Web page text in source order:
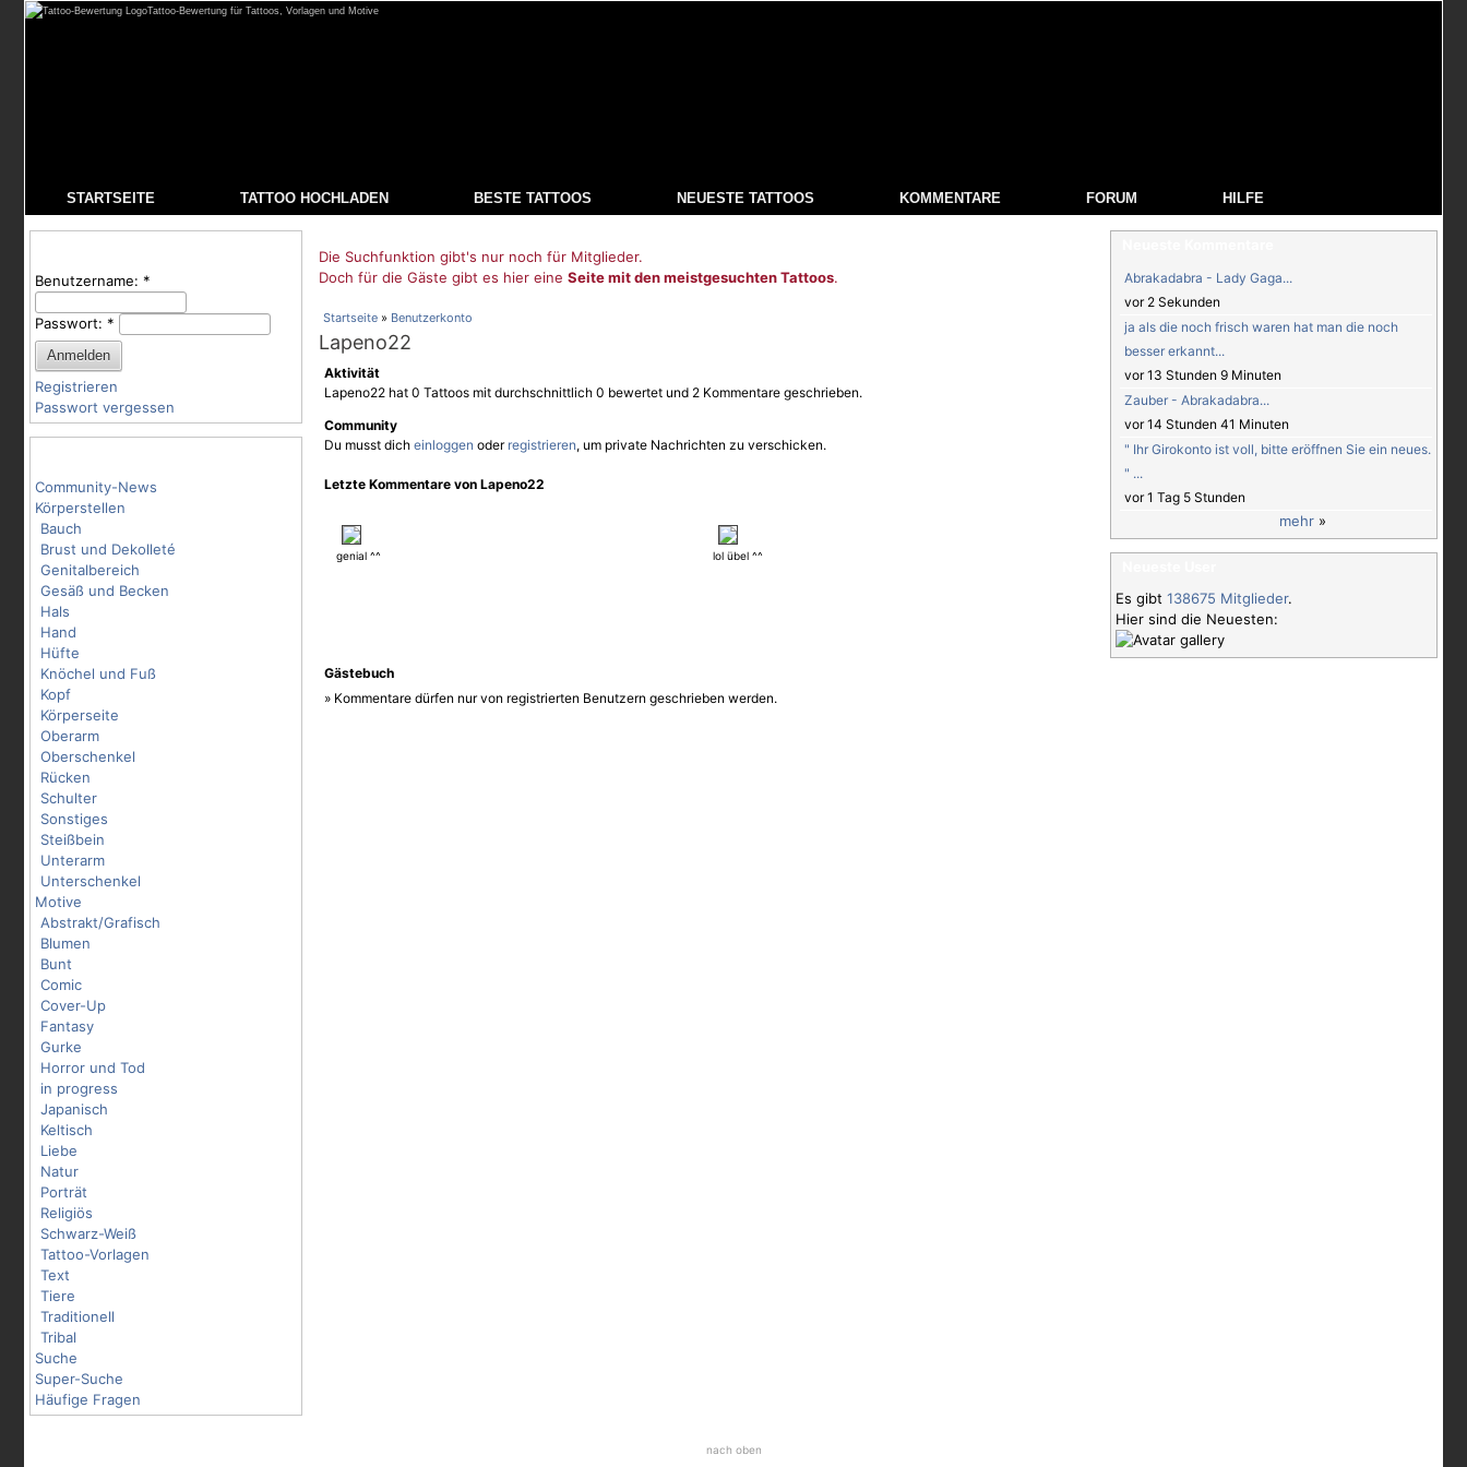
Tattoo-Bewertung für Tattoos, Vorlagen und Motive
STARTSEITE TATTOO HOCHLADEN BESTE TATTOOS NEUESTE TATTOOS KOMMENTARE FORUM HILFE
Benutzername: *
Passwort: *
Registrieren
Passwort vergessen
Community-News
Körperstellen
Bauch
Brust und Dekolleté
Genitalbereich
Gesäß und Becken
Hals
Hand
Hüfte
Knöchel und Fuß
Kopf
Körperseite
Oberarm
Oberschenkel
Rücken
Schulter
Sonstiges
Steißbein
Unterarm
Unterschenkel
Motive
Abstrakt/Grafisch
Blumen
Bunt
Comic
Cover-Up
Fantasy
Gurke
Horror und Tod
in progress
Japanisch
Keltisch
Liebe
Natur
Porträt
Religiös
Schwarz-Weiß
Tattoo-Vorlagen
Text
Tiere
Traditionell
Tribal
Suche
Super-Suche
Häufige Fragen
Die Suchfunktion gibt's nur noch für Mitglieder.
Doch für die Gäste gibt es hier eine Seite mit den meistgesuchten Tattoos.
Startseite » Benutzerkonto
Lapeno22
Aktivität
Lapeno22 hat 0 Tattoos mit durchschnittlich 0 bewertet und 2 Kommentare geschrieben.
Community
Du musst dich einloggen oder registrieren, um private Nachrichten zu verschicken.
Letzte Kommentare von Lapeno22
genial ^^ lol übel ^^
Gästebuch
» Kommentare dürfen nur von registrierten Benutzern geschrieben werden.
Abrakadabra - Lady Gaga...
vor 2 Sekunden
ja als die noch frisch waren hat man die noch
besser erkannt...
vor 13 Stunden 9 Minuten
Zauber - Abrakadabra...
vor 14 Stunden 41 Minuten
" Ihr Girokonto ist voll, bitte eröffnen Sie ein neues.
" ...
vor 1 Tag 5 Stunden
mehr »
Es gibt 138675 Mitglieder.
Hier sind die Neuesten:
nach oben